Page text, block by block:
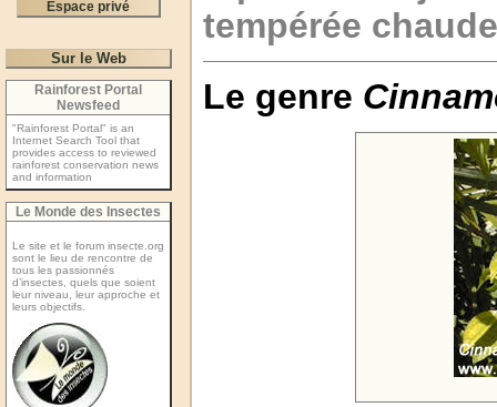
Espace privé
Sur le Web
Rainforest Portal
Newsfeed
"Rainforest Portal" is an
Internet Search Tool that
provides access to reviewed
rainforest conservation news
and information
Le Monde des Insectes
Le site et le forum insecte.org
sont le lieu de rencontre de
tous les passionnés
d’insectes, quels que soient
leur niveau, leur approche et
leurs objectifs.
tempérée
Le genre